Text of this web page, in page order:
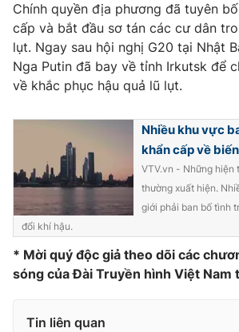
Phim VTV
Hậu trường
Nhân vật
Khán giả
Giải sao mai
Giải trí
Điện ảnh
Đời sống
Chất lượng cuộc sống
Giáo dục
Tuyển sinh
Học trực tuyến
Công nghệ
Hitech Công nghệ tương lai
Sản phẩm
Thị trường
Giao lưu trực tuyến
Lịch phát sóng
Chuyên mục khác
Chính quyền địa phương đã tuyên
cấp và bắt đầu sơ tán các cư dân
lụt. Ngay sau hội nghị G20 tại Nhật
Nga Putin đã bay về tỉnh Irkutsk để
về khắc phục hậu quả lũ lụt.
Nhiều khu vực
khẩn cấp về
VTV.vn - Những hiện
thường xuất hiện.
giới phải ban bố tình
đổi khí hậu.
* Mời quý độc giả theo dõi các
sóng của Đài Truyền hình Việt Nam
Tin liên quan